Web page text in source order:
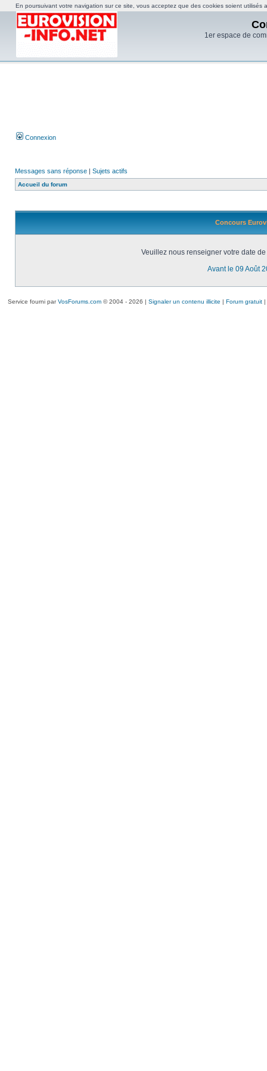
1er espace de
Connexion
Messages sans réponse | Sujets actifs
Accueil du forum
Concours
Veuillez nous renseigner votre date
Avant le 09 Août
Service fourni parVosForums.com© 2004 - 2026 | Signaler un contenu illicite | Forum gratuit|
En poursuivant votre navigation sur ce site, vous acceptez que des cookies soient